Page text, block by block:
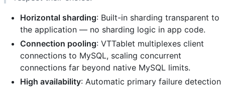
Horizontal sharding: Built-in sharding transparent to
the application — no sharding logic in app code.
Connection pooling: VTTablet multiplexes client
connections to MySQL, scaling concurrent
connections far beyond native MySQL limits.
High availability: Automatic primary failure detection